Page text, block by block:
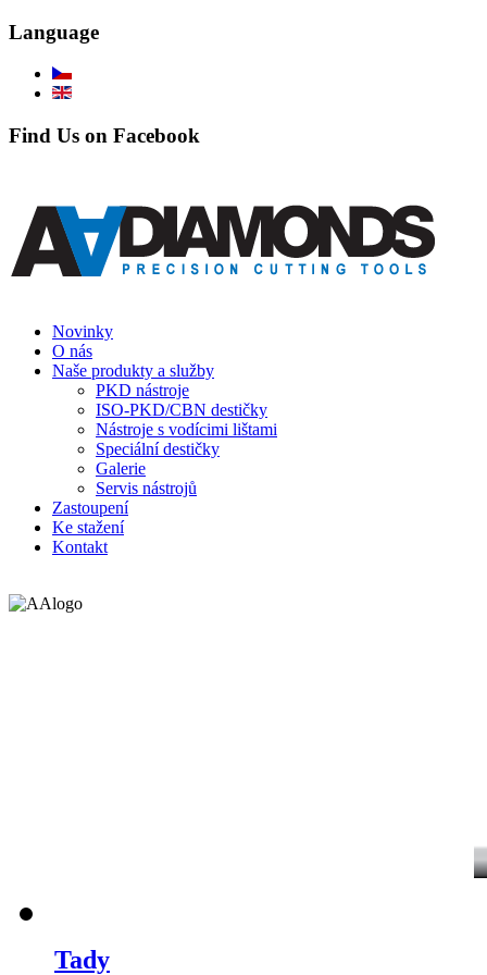
Language
Find Us on Facebook
Novinky
O nás
Naše produkty a služby
PKD nástroje
ISO-PKD/CBN destičky
Nástroje s vodícimi lištami
Speciální destičky
Galerie
Servis nástrojů
Zastoupení
Ke stažení
Kontakt
Tady